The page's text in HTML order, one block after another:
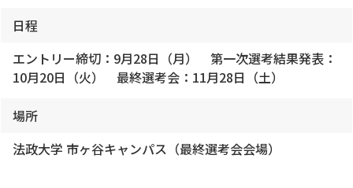
日程
エントリー締切：9月28日（月） 第一次選考結果発表：
10月20日（火） 最終選考会：11月28日（土）
場所
法政大学 市ヶ谷キャンパス（最終選考会会場）